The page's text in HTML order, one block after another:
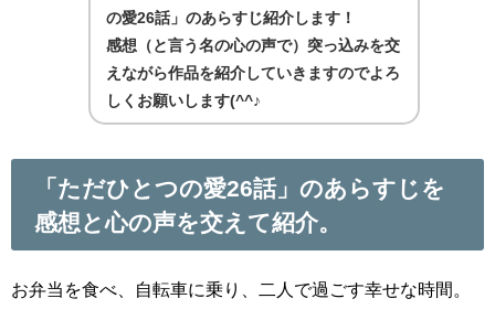
の愛26話」のあらすじ紹介します！
感想（と言う名の心の声で）突っ込みを交
えながら作品を紹介していきますのでよろ
しくお願いします(^^♪
「ただひとつの愛26話」のあらすじを
感想と心の声を交えて紹介。
お弁当を食べ、自転車に乗り、二人で過ごす幸せな時間。